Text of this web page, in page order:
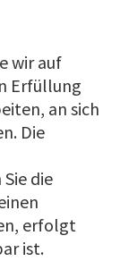
wir auf
Erfüllung
an sich
Die
die
erfolgt
ist.